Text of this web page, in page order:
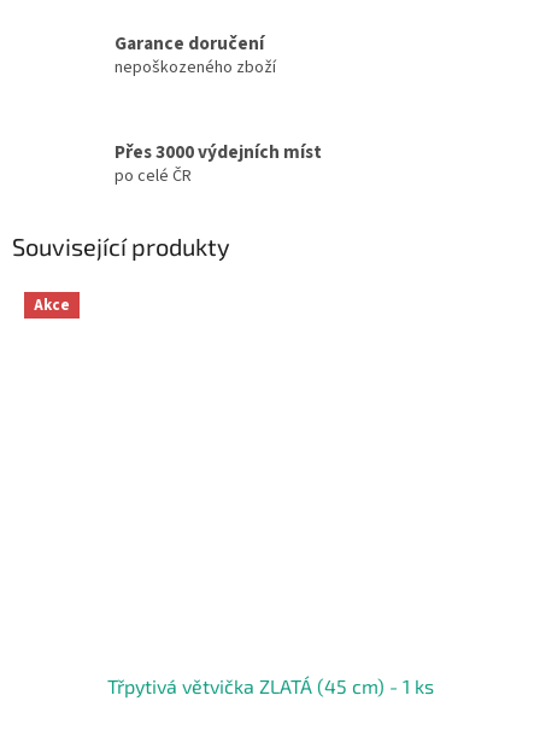
Garance doručení
nepoškozeného zboží
Přes 3000 výdejních míst
po celé ČR
Související produkty
Akce
Třpytivá větvička ZLATÁ (45 cm) - 1 ks